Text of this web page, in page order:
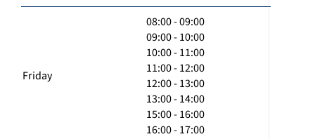
Friday
08:00 - 09:00
09:00 - 10:00
10:00 - 11:00
11:00 - 12:00
12:00 - 13:00
13:00 - 14:00
15:00 - 16:00
16:00 - 17:00